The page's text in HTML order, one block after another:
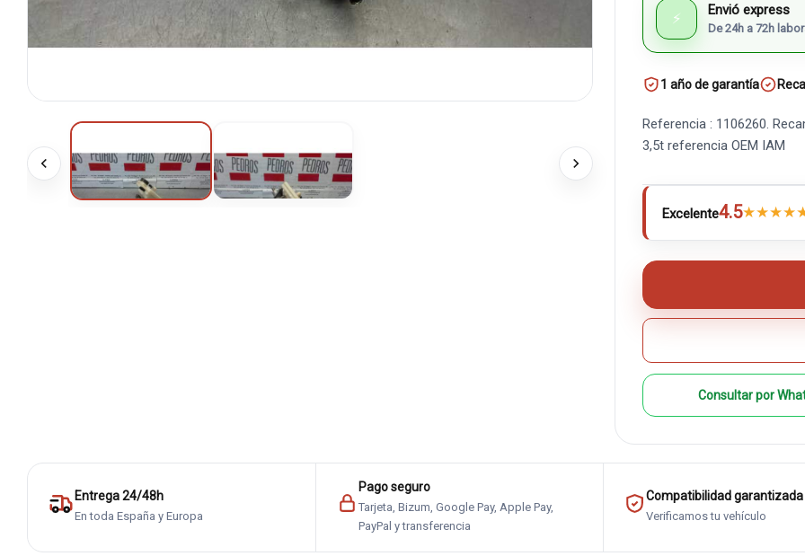
⚡ Envió express
De 24h a 72h
1 año de garantía
Referencia : 1106260.
3,5t referencia OEM IAM
Excelente4.5★★★★
Consultar por
Entrega 24/48h
En toda España y Europa
Pago seguro
Tarjeta, Bizum, Google Pay, Apple Pay,
PayPal y transferencia
Compatibilidad garantizada
Verificamos tu vehículo